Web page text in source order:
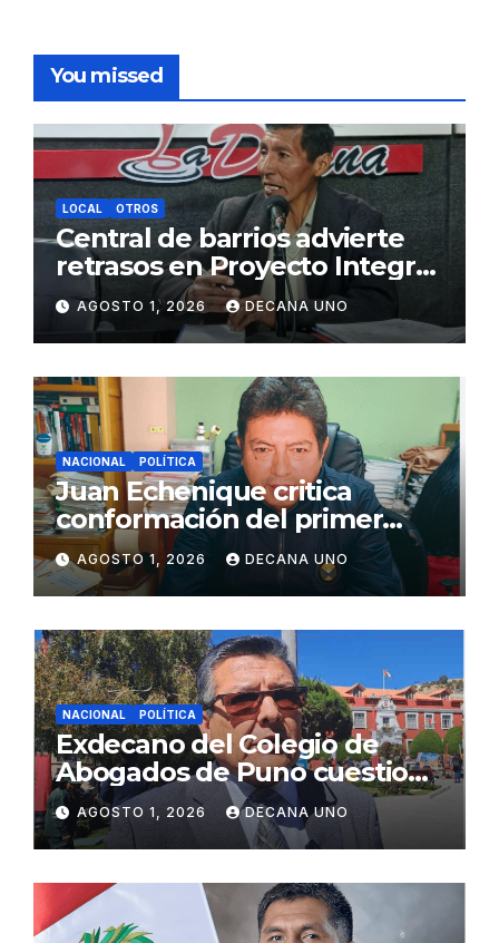
You missed
LOCAL OTROS
Central de barrios advierte
retrasos en Proyecto Integral
de Agua y Alcantarillado para
Juliaca
AGOSTO 1, 2026 DECANA UNO
NACIONAL POLÍTICA
Juan Echenique critica
conformación del primer
gabinete ministerial de Keiko
Fujimori
AGOSTO 1, 2026 DECANA UNO
NACIONAL POLÍTICA
Exdecano del Colegio de
Abogados de Puno cuestiona
propuestas sobre seguridad
ciudadana
AGOSTO 1, 2026 DECANA UNO